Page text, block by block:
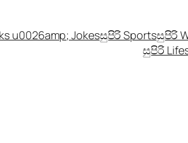
u0026amp; Jokesසුපිරි Sportsසුපිරි
සුපිරි